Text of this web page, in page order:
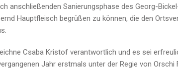
anschließenden Sanierungsphase des Georg-
Hauptfleisch begrüßen zu können, die den
Csaba Kristof verantwortlich und es sei
Jahr erstmals unter der Regie von